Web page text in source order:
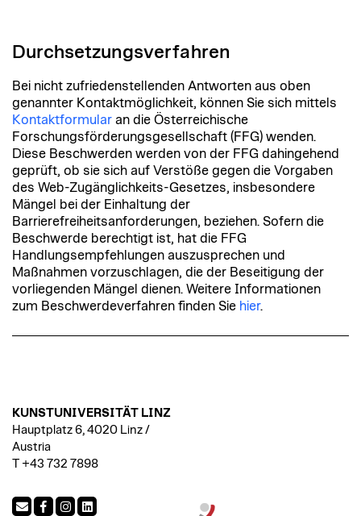
Durchsetzungsverfahren
Bei nicht zufriedenstellenden Antworten aus oben
genannter Kontaktmöglichkeit, können Sie sich mittels
Kontaktformular an die Österreichische
Forschungsförderungsgesellschaft (FFG) wenden.
Diese Beschwerden werden von der FFG dahingehend
geprüft, ob sie sich auf Verstöße gegen die Vorgaben
des Web-Zugänglichkeits-Gesetzes, insbesondere
Mängel bei der Einhaltung der
Barrierefreiheitsanforderungen, beziehen. Sofern die
Beschwerde berechtigt ist, hat die FFG
Handlungsempfehlungen auszusprechen und
Maßnahmen vorzuschlagen, die der Beseitigung der
vorliegenden Mängel dienen. Weitere Informationen
zum Beschwerdeverfahren finden Sie hier.
KUNSTUNIVERSITÄT LINZ
Hauptplatz 6, 4020 Linz /
Austria
T +43 732 7898